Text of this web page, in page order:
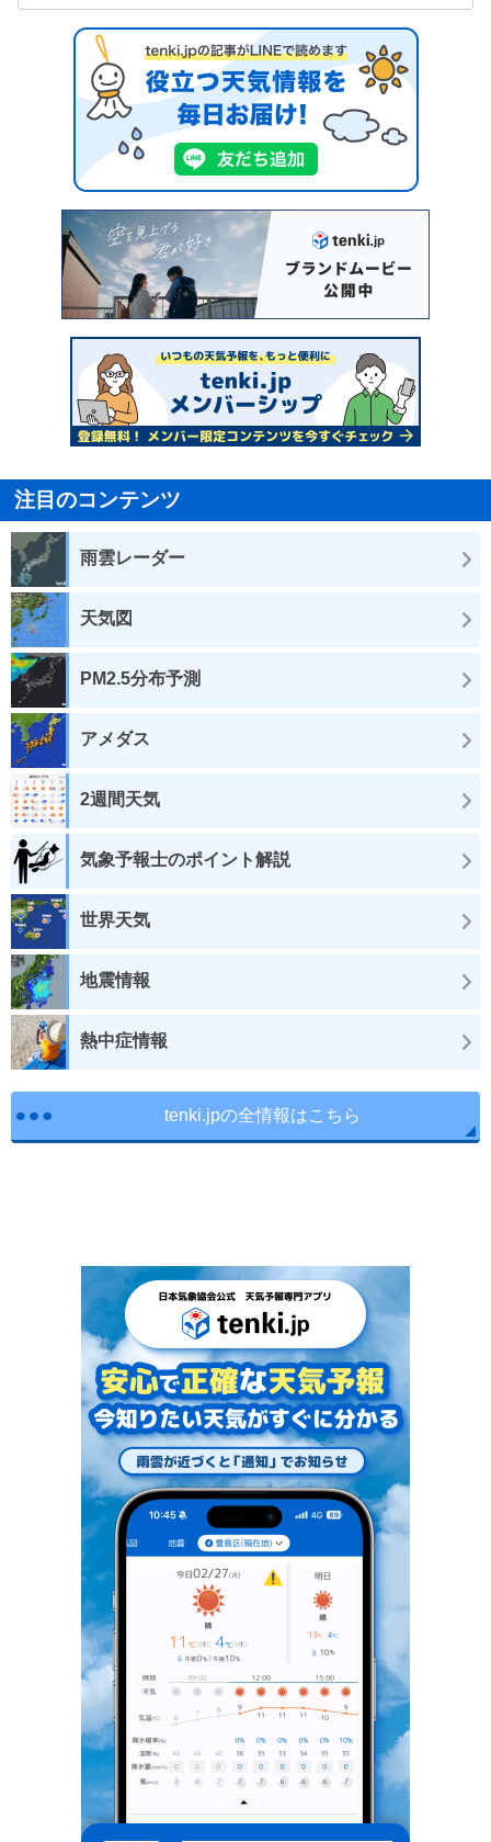
注目のコンテンツ
雨雲レーダー
天気図
PM2.5分布予測
アメダス
2週間天気
気象予報士のポイント解説
世界天気
地震情報
熱中症情報
tenki.jpの全情報はこちら